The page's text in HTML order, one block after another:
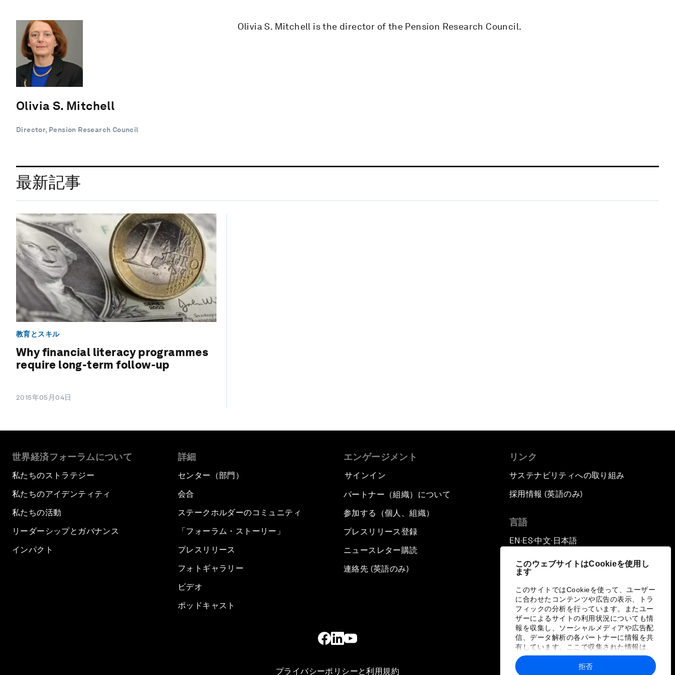
このウェブサイトはCookieを使用し
ます
このサイトではCookieを使って、ユーザー
に合わせたコンテンツや広告の表示、トラ
フィックの分析を行っています。またユー
ザーによるサイトの利用状況についても情
報を収集し、ソーシャルメディアや広告配
信、データ解析の各パートナーに情報を共
有しています。ここで収集された情報は、
ユーザーが各パートナーに提供した他の情
報や各パートナーのサービスを使用した際
拒否
Olivia S. Mitchell
Director, Pension Research Council
Olivia S. Mitchell is the director of the Pension Research Council.
最新記事
教育とスキル
Why financial literacy programmes
require long-term follow-up
2015年05月04日
世界経済フォーラムについて
私たちのストラテジー
私たちのアイデンティティ
私たちの活動
リーダーシップとガバナンス
インパクト
詳細
センター（部門）
会合
ステークホルダーのコミュニティ
「フォーラム・ストーリー」
プレスリリース
フォトギャラリー
ビデオ
ポッドキャスト
エンゲージメント
サインイン
パートナー（組織）について
参加する（個人、組織）
プレスリリース登録
ニュースレター購読
連絡先 (英語のみ)
リンク
サステナビリティへの取り組み
採用情報 (英語のみ)
言語
EN ▪ ES▪中文▪ 日本語
プライバシーポリシーと利用規約